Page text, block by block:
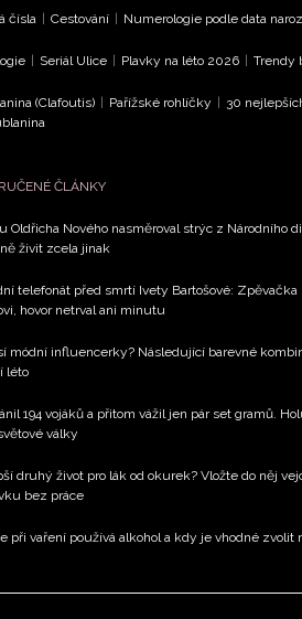
čísla | Cestování | Numerologie podle data
| Seriál Ulice | Plavky na léto 2026 | Trendy
(Clafoutis) | Pařížské rohlíčky | 30
ČLÁNKY
Oldřicha Nového nasměroval strýc z Národního
živit zcela jinak
telefonát před smrtí Ivety Bartošové:
hovor netrval ani minutu
módní influencerky? Následující barevné
léto
194 vojáků a přitom vážil jen pár set gramů.
války
druhý život pro lák od okurek? Vložte do něj
bez práce
při vaření používá alkohol a kdy je vhodné zvolit